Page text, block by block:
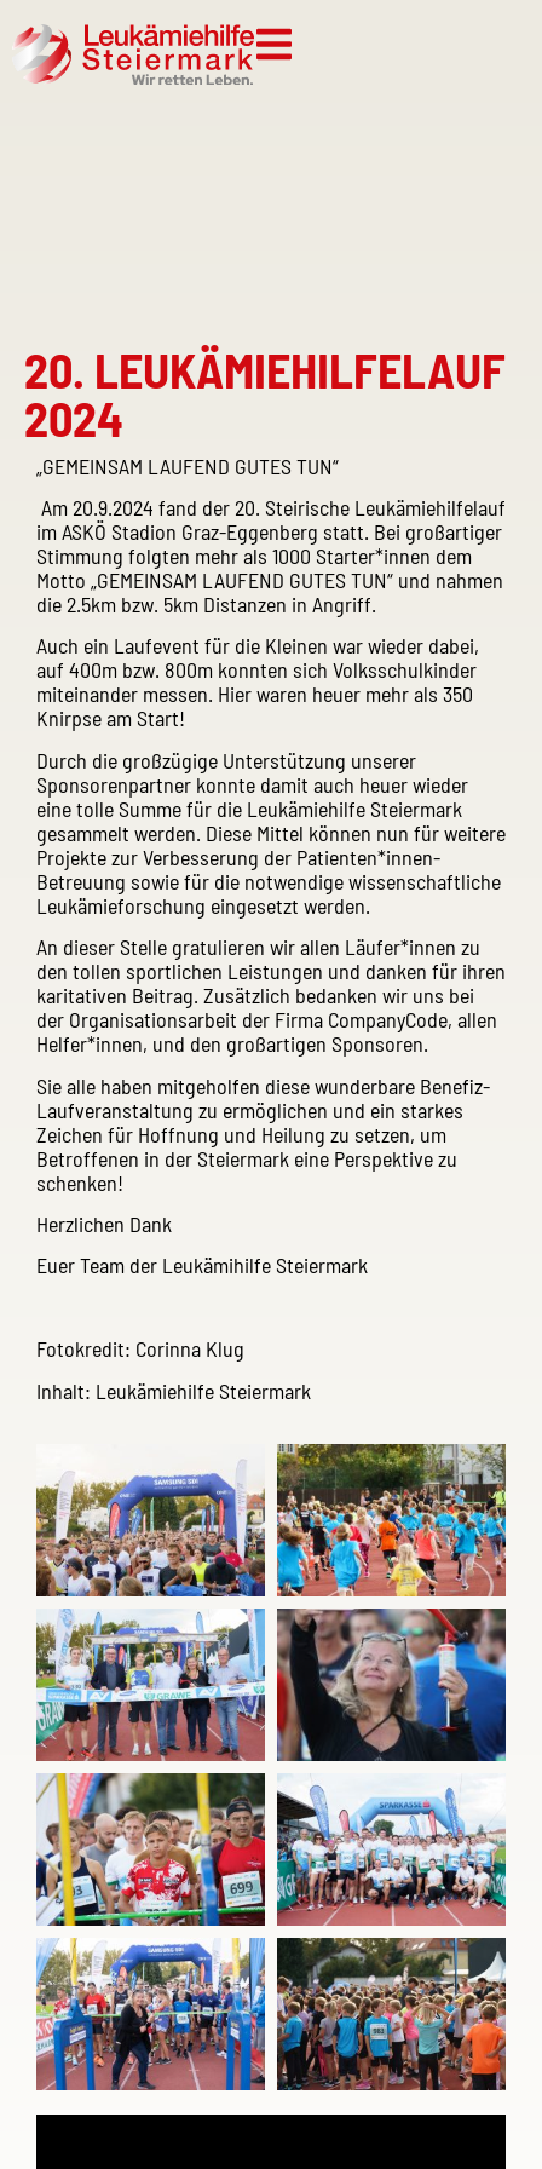
20. LEUKÄMIEHILFELAUF
2024
„GEMEINSAM LAUFEND GUTES TUN“
Am 20.9.2024 fand der 20. Steirische Leukämiehilfelauf
im ASKÖ Stadion Graz-Eggenberg statt. Bei großartiger
Stimmung folgten mehr als 1000 Starter*innen dem
Motto „GEMEINSAM LAUFEND GUTES TUN“ und nahmen
die 2.5km bzw. 5km Distanzen in Angriff.
Auch ein Laufevent für die Kleinen war wieder dabei,
auf 400m bzw. 800m konnten sich Volksschulkinder
miteinander messen. Hier waren heuer mehr als 350
Knirpse am Start!
Durch die großzügige Unterstützung unserer
Sponsorenpartner konnte damit auch heuer wieder
eine tolle Summe für die Leukämiehilfe Steiermark
gesammelt werden. Diese Mittel können nun für weitere
Projekte zur Verbesserung der Patienten*innen-
Betreuung sowie für die notwendige wissenschaftliche
Leukämieforschung eingesetzt werden.
An dieser Stelle gratulieren wir allen Läufer*innen zu
den tollen sportlichen Leistungen und danken für ihren
karitativen Beitrag. Zusätzlich bedanken wir uns bei
der Organisationsarbeit der Firma CompanyCode, allen
Helfer*innen, und den großartigen Sponsoren.
Sie alle haben mitgeholfen diese wunderbare Benefiz-
Laufveranstaltung zu ermöglichen und ein starkes
Zeichen für Hoffnung und Heilung zu setzen, um
Betroffenen in der Steiermark eine Perspektive zu
schenken!
Herzlichen Dank
Euer Team der Leukämihilfe Steiermark
Fotokredit: Corinna Klug
Inhalt: Leukämiehilfe Steiermark